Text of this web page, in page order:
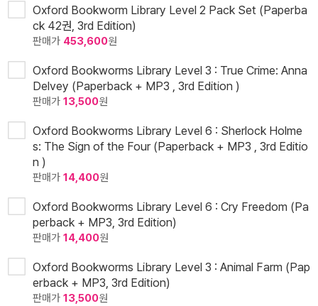
Oxford Bookworm Library Level 2 Pack Set (Paperba
ck 42권, 3rd Edition)
판매가 453,600원
Oxford Bookworms Library Level 3 : True Crime: Anna
Delvey (Paperback + MP3 , 3rd Edition )
판매가 13,500원
Oxford Bookworms Library Level 6 : Sherlock Holme
s: The Sign of the Four (Paperback + MP3 , 3rd Editio
n )
판매가 14,400원
Oxford Bookworms Library Level 6 : Cry Freedom (Pa
perback + MP3, 3rd Edition)
판매가 14,400원
Oxford Bookworms Library Level 3 : Animal Farm (Pap
erback + MP3, 3rd Edition)
판매가 13,500원